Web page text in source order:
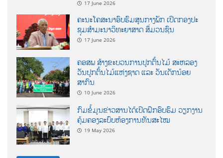
17 June 2026
ຄະນະໂຄສະນາອົບຮົມສູນກາງພັກ ເປີດກອງປະ
ຊຸມສຳມະນາວິທະຍາສາດ ສຶ່ມວນຊົນ
17 June 2026
ຄອສພ ສ້າງຂະບວນການປູກຕົ້ນໄມ້ ສະຫລອງ
ວັນປູກຕົ້ນໄມ້ແຫ່ງຊາດ ແລະ ວັນເດັກນ້ອຍ
ສາກົນ
10 June 2026
ກົມຂໍ້ມູນຂ່າວສານໄດ້ເປິດຝຶກອົບຮົມ ວຽກງານ
ຄຸ້ມຄອງລະບົບຫ້ອງການທັນສະໄໝ
19 May 2026